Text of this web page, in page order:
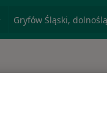
miasto lub dzielnica